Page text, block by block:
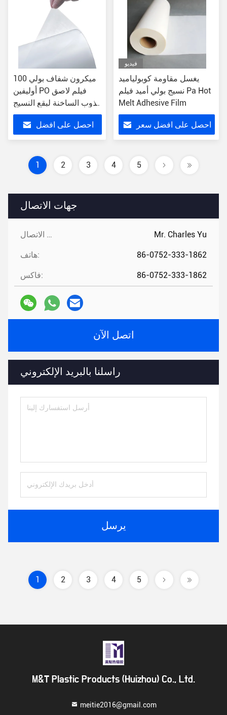
جهات الاتصال
جهات الاتصال: Mr. Charles Yu
هاتف: 86-0752-333-1862
فاكس: 86-0752-333-1862
اتصل الآن
راسلنا بالبريد الإلكتروني
يرسل
100 ميكرون شفاف بولي
أوليفين PO فيلم لاصق
تذوب الساخنة لبقع النسيج
النسيج
احصل على افضل
فيديو
يغسل مقاومة كوبولياميد
نسيج بولي أميد فيلم Pa Hot
Melt Adhesive Film
احصل على افضل سعر
1 2 3 4 5
1 2 3 4 5
M&T Plastic Products (Huizhou) Co., Ltd.
meitie2016@gmail.com